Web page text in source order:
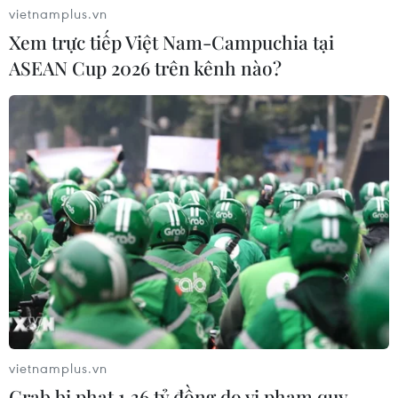
Nghệ nhân Đặng Văn Hậu
thổi sức sống mới cho nghệ thuật tò
he truyền thống
07/08/2026 03:19
Sập công trình tại Cuba khiến 2
người tử vong
07/08/2026 01:48
Syria: Nổ xe buýt gần thủ đô
Damascus khiến 2 người chết và 13
người bị thương
vietnamplus.vn
Xem trực tiếp Việt Nam-Campuchia tại
ASEAN Cup 2026 trên kênh nào?
vietnamplus.vn